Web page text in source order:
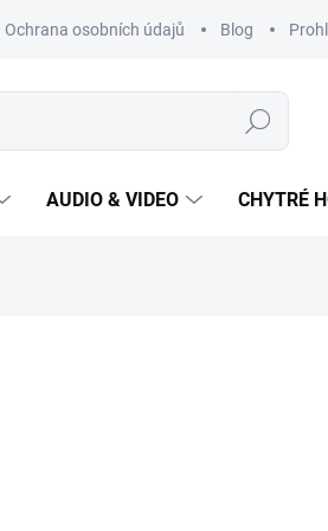
Ochrana osobních údajů Blog
Hledat
AUDIO & VIDEO CHYTRÉ